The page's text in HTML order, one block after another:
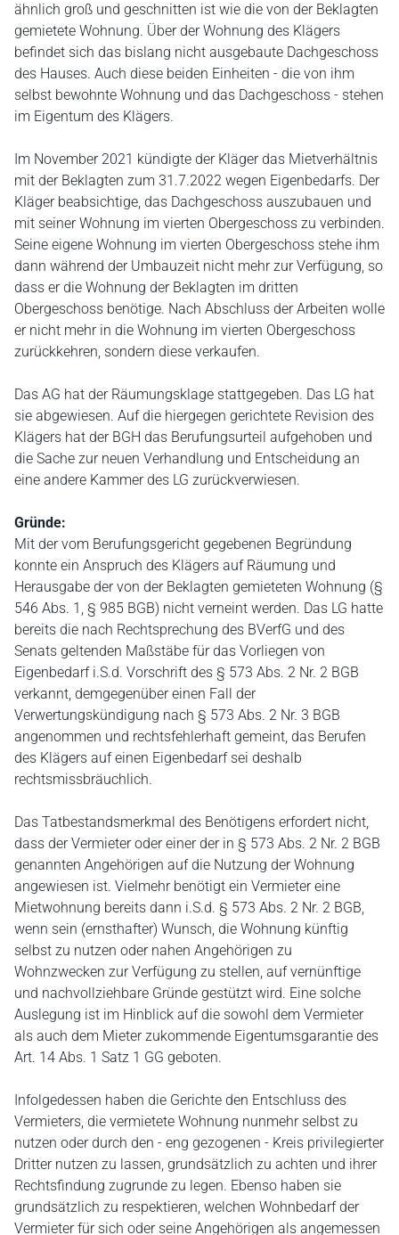
ähnlich groß und geschnitten ist wie die von der Beklagten
gemietete Wohnung. Über der Wohnung des Klägers
befindet sich das bislang nicht ausgebaute Dachgeschoss
des Hauses. Auch diese beiden Einheiten - die von ihm
selbst bewohnte Wohnung und das Dachgeschoss - stehen
im Eigentum des Klägers.
Im November 2021 kündigte der Kläger das Mietverhältnis
mit der Beklagten zum 31.7.2022 wegen Eigenbedarfs. Der
Kläger beabsichtige, das Dachgeschoss auszubauen und
mit seiner Wohnung im vierten Obergeschoss zu verbinden.
Seine eigene Wohnung im vierten Obergeschoss stehe ihm
dann während der Umbauzeit nicht mehr zur Verfügung, so
dass er die Wohnung der Beklagten im dritten
Obergeschoss benötige. Nach Abschluss der Arbeiten wolle
er nicht mehr in die Wohnung im vierten Obergeschoss
zurückkehren, sondern diese verkaufen.
Das AG hat der Räumungsklage stattgegeben. Das LG hat
sie abgewiesen. Auf die hiergegen gerichtete Revision des
Klägers hat der BGH das Berufungsurteil aufgehoben und
die Sache zur neuen Verhandlung und Entscheidung an
eine andere Kammer des LG zurückverwiesen.
Gründe:
Mit der vom Berufungsgericht gegebenen Begründung
konnte ein Anspruch des Klägers auf Räumung und
Herausgabe der von der Beklagten gemieteten Wohnung (§
546 Abs. 1, § 985 BGB) nicht verneint werden. Das LG hatte
bereits die nach Rechtsprechung des BVerfG und des
Senats geltenden Maßstäbe für das Vorliegen von
Eigenbedarf i.S.d. Vorschrift des § 573 Abs. 2 Nr. 2 BGB
verkannt, demgegenüber einen Fall der
Verwertungskündigung nach § 573 Abs. 2 Nr. 3 BGB
angenommen und rechtsfehlerhaft gemeint, das Berufen
des Klägers auf einen Eigenbedarf sei deshalb
rechtsmissbräuchlich.
Das Tatbestandsmerkmal des Benötigens erfordert nicht,
dass der Vermieter oder einer der in § 573 Abs. 2 Nr. 2 BGB
genannten Angehörigen auf die Nutzung der Wohnung
angewiesen ist. Vielmehr benötigt ein Vermieter eine
Mietwohnung bereits dann i.S.d. § 573 Abs. 2 Nr. 2 BGB,
wenn sein (ernsthafter) Wunsch, die Wohnung künftig
selbst zu nutzen oder nahen Angehörigen zu
Wohnzwecken zur Verfügung zu stellen, auf vernünftige
und nachvollziehbare Gründe gestützt wird. Eine solche
Auslegung ist im Hinblick auf die sowohl dem Vermieter
als auch dem Mieter zukommende Eigentumsgarantie des
Art. 14 Abs. 1 Satz 1 GG geboten.
Infolgedessen haben die Gerichte den Entschluss des
Vermieters, die vermietete Wohnung nunmehr selbst zu
nutzen oder durch den - eng gezogenen - Kreis privilegierter
Dritter nutzen zu lassen, grundsätzlich zu achten und ihrer
Rechtsfindung zugrunde zu legen. Ebenso haben sie
grundsätzlich zu respektieren, welchen Wohnbedarf der
Vermieter für sich oder seine Angehörigen als angemessen